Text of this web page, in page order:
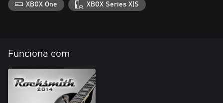
XBOX One XBOX Series X|S
Funciona com